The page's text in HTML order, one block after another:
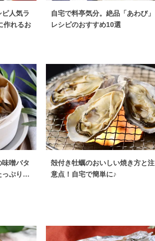
人気ラ
作れるお
自宅で料亭気分。絶品「あわび」
レシピのおすすめ10選
味噌バタ
ぷり主
殻付き牡蠣のおいしい焼き方と注
意点！自宅で簡単に♪